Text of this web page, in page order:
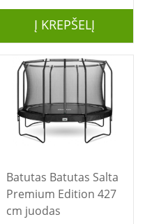
Į KREPŠELĮ
Batutas Batutas Salta
Premium Edition 427
cm juodas